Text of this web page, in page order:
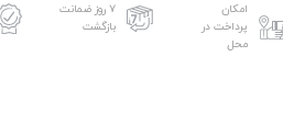
امکان
پرداخت در
محل
۷ روز ضمانت
بازگشت